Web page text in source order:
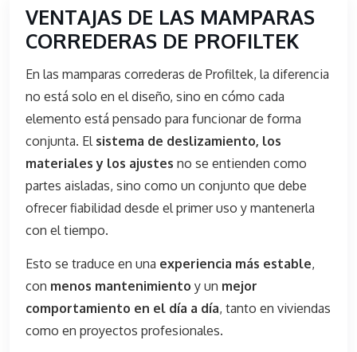
VENTAJAS DE LAS MAMPARAS
CORREDERAS DE PROFILTEK
En las mamparas correderas de Profiltek, la diferencia
no está solo en el diseño, sino en cómo cada
elemento está pensado para funcionar de forma
conjunta. El sistema de deslizamiento, los
materiales y los ajustes no se entienden como
partes aisladas, sino como un conjunto que debe
ofrecer fiabilidad desde el primer uso y mantenerla
con el tiempo.
Esto se traduce en una experiencia más estable,
con menos mantenimiento y un mejor
comportamiento en el día a día, tanto en viviendas
como en proyectos profesionales.